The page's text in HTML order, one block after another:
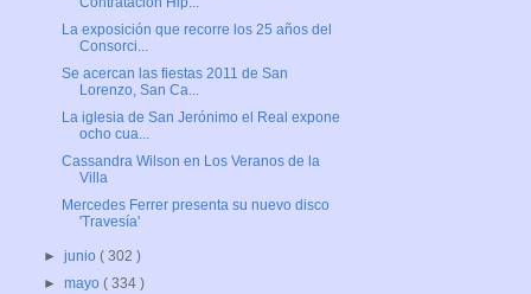
La exposición que recorre los 25 años del
Consorci...
Se acercan las fiestas 2011 de San
Lorenzo, San Ca...
La iglesia de San Jerónimo el Real expone
ocho cua...
Cassandra Wilson en Los Veranos de la
Villa
Mercedes Ferrer presenta su nuevo disco
'Travesía'
►junio( 302 )
►mayo( 334 )